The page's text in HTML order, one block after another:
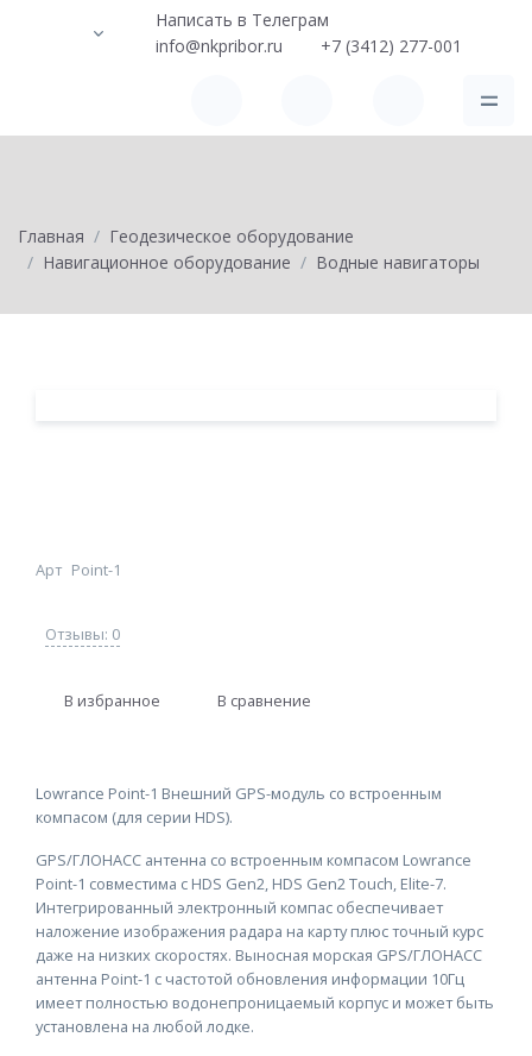
Написать в Телеграм
info@nkpribor.ru
+7 (3412) 277-001
Главная
Геодезическое оборудование
Навигационное оборудование
Водные навигаторы
Арт Point-1
Отзывы: 0
В избранное В сравнение
Lowrance Point-1 Внешний GPS-модуль со встроенным
компасом (для серии HDS).
GPS/ГЛОНАСС антенна со встроенным компасом Lowrance
Point-1 совместима с HDS Gen2, HDS Gen2 Touch, Elite-7.
Интегрированный электронный компас обеспечивает
наложение изображения радара на карту плюс точный курс
даже на низких скоростях. Выносная морская GPS/ГЛОНАСС
антенна Point-1 с частотой обновления информации 10Гц
имеет полностью водонепроницаемый корпус и может быть
установлена на любой лодке.